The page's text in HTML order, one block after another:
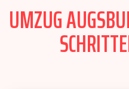
UMZUG